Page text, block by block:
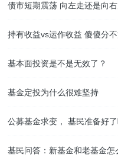
债市短期震荡 向左走还是向
持有收益vs运作收益 傻傻分
基本面投资是不是无效了？
基金定投为什么很难坚持
公募基金求变， 基民准备好
基民问答：新基金和老基金